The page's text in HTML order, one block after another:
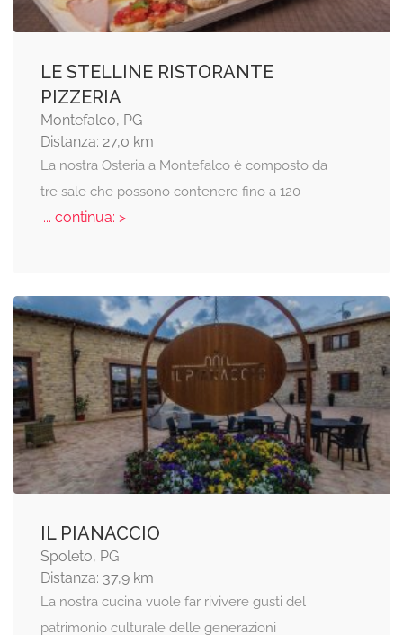
LE STELLINE RISTORANTE
PIZZERIA
Montefalco, PG
Distanza: 27,0 km
La nostra Osteria a Montefalco è composto da
tre sale che possono contenere fino a 120
... continua: >
IL PIANACCIO
Spoleto, PG
Distanza: 37,9 km
La nostra cucina vuole far rivivere gusti del
patrimonio culturale delle generazioni